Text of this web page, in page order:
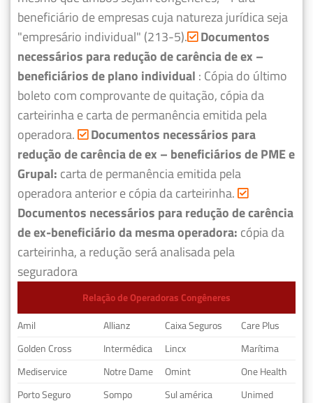
beneficiário de empresas cuja natureza jurídica seja
"empresário individual" (213-5). Documentos
necessários para redução de carência de ex –
beneficiários de plano individual : Cópia do último
boleto com comprovante de quitação, cópia da
carteirinha e carta de permanência emitida pela
operadora.
Documentos necessários para
redução de carência de ex – beneficiários de PME e
Grupal: carta de permanência emitida pela
operadora anterior e cópia da carteirinha.
Documentos necessários para redução de carência
de ex-beneficiário da mesma operadora: cópia da
carteirinha, a redução será analisada pela
seguradora
Relação de Operadoras Congêneres
Amil
Allianz Caixa Seguros
Care Plus
Golden Cross
Intermédica Lincx
Marítima
Mediservice
Notre Dame Omint
One Health
Porto Seguro
Sompo Sul américa Unimed